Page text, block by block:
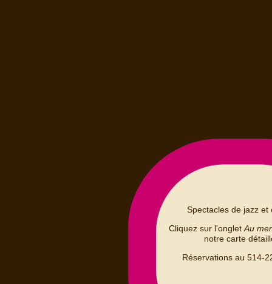
Spectacles de jazz et
Cliquez sur l'onglet Au
notre carte
Réservations au 514-